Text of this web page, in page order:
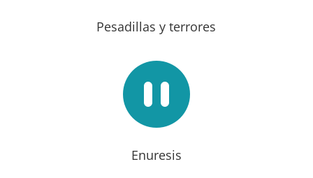
Pesadillas y terrores

Enuresis